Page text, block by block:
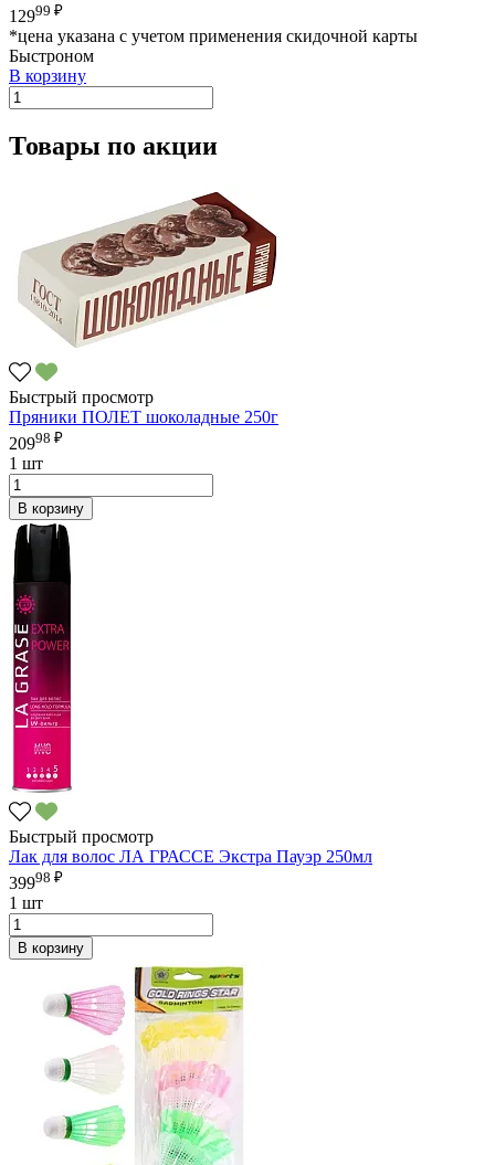
12999 ₽
*цена указана с учетом применения скидочной карты
Быстроном
В корзину
Товары по акции
Быстрый просмотр
Пряники ПОЛЕТ шоколадные 250г
20998 ₽
1 шт
В корзину
Быстрый просмотр
Лак для волос ЛА ГРАССЕ Экстра Пауэр 250мл
39998 ₽
1 шт
В корзину